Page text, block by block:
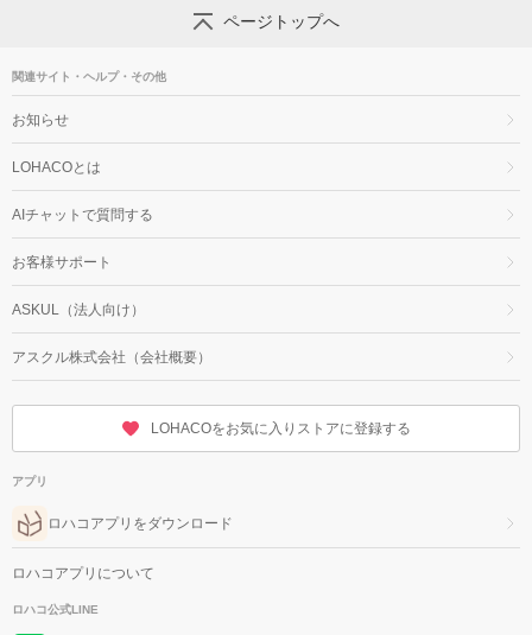
ページトップへ
関連サイト・ヘルプ・その他
お知らせ
LOHACOとは
AIチャットで質問する
お客様サポート
ASKUL（法人向け）
アスクル株式会社（会社概要）
LOHACOをお気に入りストアに登録する
アプリ
ロハコアプリをダウンロード
ロハコアプリについて
ロハコ公式LINE